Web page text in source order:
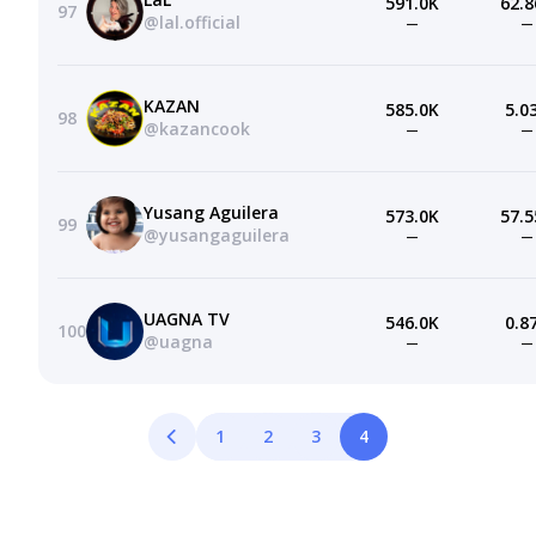
97
@lal.official
— —
98
KAZAN
@kazancook
585.0K
— —
99
Yusang Aguilera
@yusangaguilera
573.0K
— —
100
UAGNA TV
@uagna
546.0K
— —
1 2 3 4